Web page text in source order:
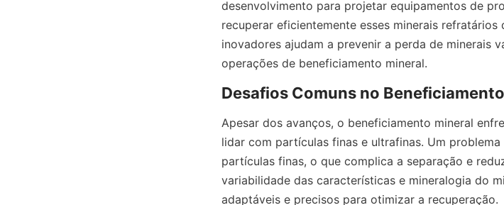
desenvolvimento para projetar equipamentos de
recuperar eficientemente esses minerais
inovadores ajudam a prevenir a perda de minerais
Apesar dos avanços, o beneficiamento mineral
lidar com partículas finas e ultrafinas. Um
partículas finas, o que complica a separação e
variabilidade das características e mineralogia do